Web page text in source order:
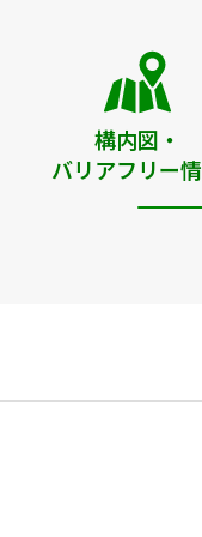
構内図・
バリアフリー